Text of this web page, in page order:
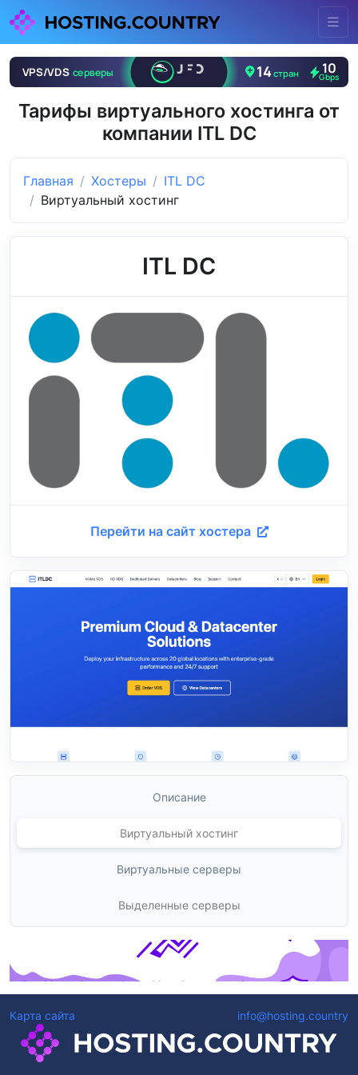
Тарифы виртуального хостинга от
компании ITL DC
Главная Хостеры
ITL DC
Виртуальный хостинг
ITL DC
Перейти на сайт хостера
Описание
Виртуальный хостинг
Виртуальные серверы
Выделенные серверы
Карта сайта info@hosting.country